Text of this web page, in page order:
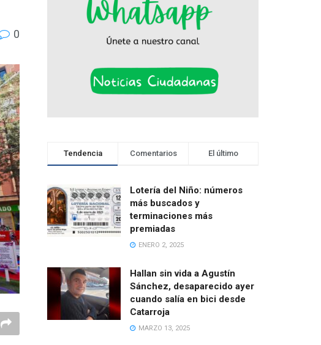
0
Tendencia Comentarios El último
Lotería del Niño: números
más buscados y
terminaciones más
premiadas
ENERO 2, 2025
Hallan sin vida a Agustín
Sánchez, desaparecido ayer
cuando salía en bici desde
Catarroja
MARZO 13, 2025